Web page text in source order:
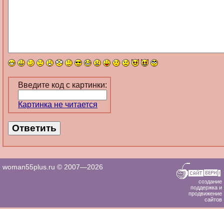
Введите код с картинки:
Картинка не читается
woman55plus.ru © 2007—2026
создание
поддержка и
продвижение
сайтов